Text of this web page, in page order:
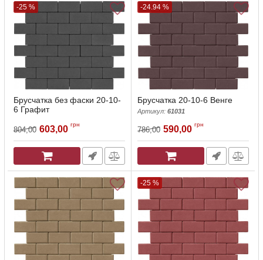
-25 %
Брусчатка без фаски 20-10-
6 Графит
804,00 603,00 грн
-24.94 %
Брусчатка 20-10-6 Венге
Артикул: 61031
786,00 590,00 грн
-25 %